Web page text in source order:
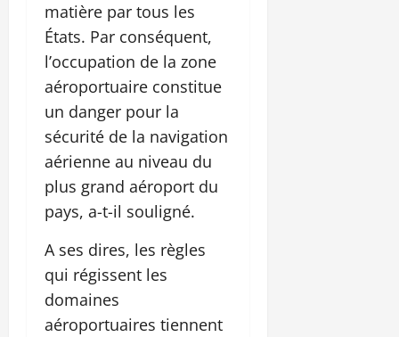
matière par tous les
États. Par conséquent,
l’occupation de la zone
aéroportuaire constitue
un danger pour la
sécurité de la navigation
aérienne au niveau du
plus grand aéroport du
pays, a-t-il souligné.
A ses dires, les règles
qui régissent les
domaines
aéroportuaires tiennent